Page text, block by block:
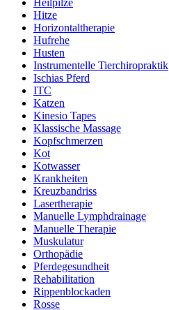
Heilpilze
Hitze
Horizontaltherapie
Hufrehe
Husten
Instrumentelle Tierchiropraktik
Ischias Pferd
ITC
Katzen
Kinesio Tapes
Klassische Massage
Kopfschmerzen
Kot
Kotwasser
Krankheiten
Kreuzbandriss
Lasertherapie
Manuelle Lymphdrainage
Manuelle Therapie
Muskulatur
Orthopädie
Pferdegesundheit
Rehabilitation
Rippenblockaden
Rosse